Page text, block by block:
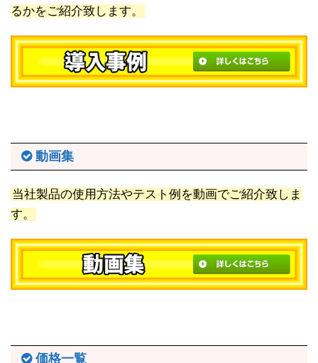
るかをご紹介致します。
動画集
当社製品の使用方法やテスト例を動画でご紹介致しま
す。
価格一覧